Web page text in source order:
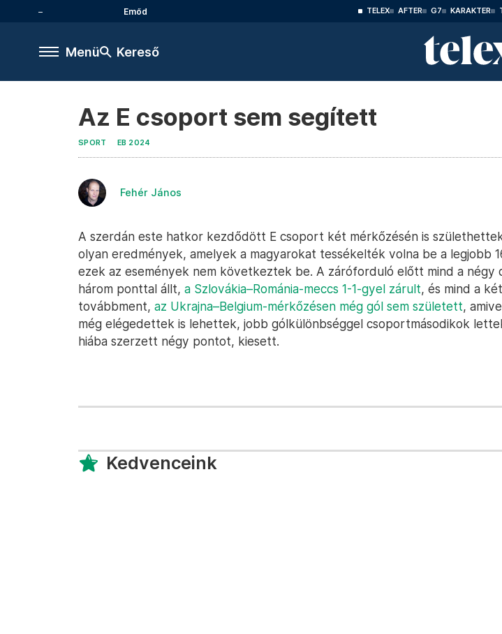
Emőd TELEX AFTER G7 KARAKTER
Menü Kereső
Az E csoport sem segített
SPORT EB 2024
Fehér János
A szerdán este hatkor kezdődött E csoport két mérkőzésén is
olyan eredmények, amelyek a magyarokat tessékelték volna be a legjobb
ezek az események nem következtek be. A záróforduló előtt mind a négy
három ponttal állt, a Szlovákia–Románia-meccs 1-1-gyel zárult, és mind a
továbbment, az Ukrajna–Belgium-mérkőzésen még gól sem született,
még elégedettek is lehettek, jobb gólkülönbséggel csoportmásodikok
hiába szerzett négy pontot, kiesett.
Kedvenceink